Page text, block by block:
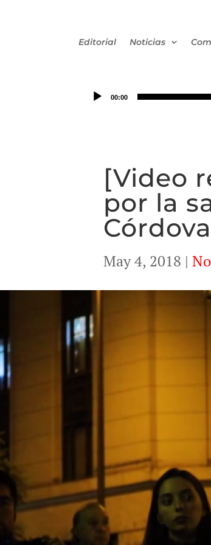
Editorial Noticias
00:00
[Video
por la
May 4, 2018 |